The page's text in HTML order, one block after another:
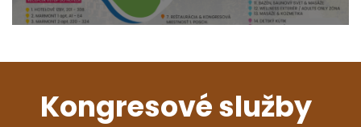
Kongresové služby